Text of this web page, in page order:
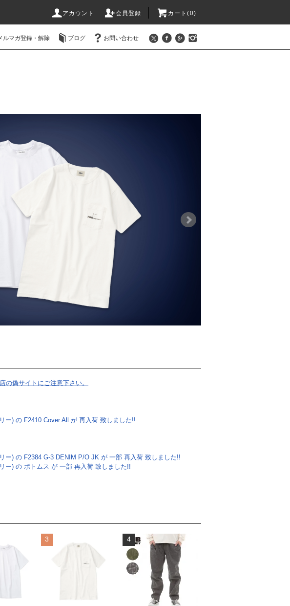
アカウント 会員登録 カート(0)
ルマガ登録・解除 ブログ お問い合わせ
の偽サイトにご注意下さい。
ー) の F2410 Cover All が 再入荷 致しました!!
ー) の F2384 G-3 DENIM P/O JK が 一部 再入荷 致しました!!
ー) の ボトムス が 一部 再入荷 致しました!!
3 4